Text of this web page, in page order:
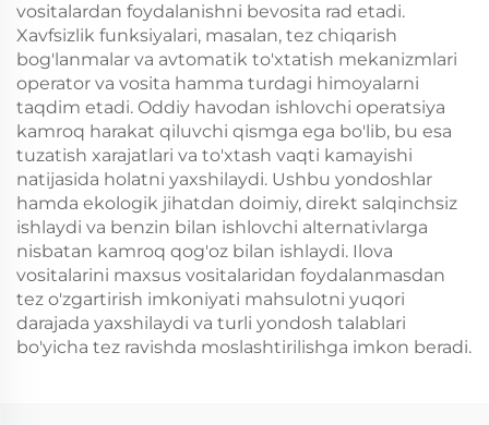
vositalardan foydalanishni bevosita rad etadi.
Xavfsizlik funksiyalari, masalan, tez chiqarish
bog'lanmalar va avtomatik to'xtatish mekanizmlari
operator va vosita hamma turdagi himoyalarni
taqdim etadi. Oddiy havodan ishlovchi operatsiya
kamroq harakat qiluvchi qismga ega bo'lib, bu esa
tuzatish xarajatlari va to'xtash vaqti kamayishi
natijasida holatni yaxshilaydi. Ushbu yondoshlar
hamda ekologik jihatdan doimiy, direkt salqinchsiz
ishlaydi va benzin bilan ishlovchi alternativlarga
nisbatan kamroq qog'oz bilan ishlaydi. Ilova
vositalarini maxsus vositalaridan foydalanmasdan
tez o'zgartirish imkoniyati mahsulotni yuqori
darajada yaxshilaydi va turli yondosh talablari
bo'yicha tez ravishda moslashtirilishga imkon beradi.